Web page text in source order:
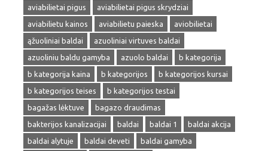
aviabilietai pigus
aviabilietai pigus skrydziai
aviabilietu kainos
aviabilietu paieska
aviobilietai
ąžuoliniai baldai
azuoliniai virtuves baldai
azuoliniu baldu gamyba
azuolo baldai
b kategorija
b kategorija kaina
b kategorijos
b kategorijos kursai
b kategorijos teises
b kategorijos testai
bagažas lėktuve
bagazo draudimas
bakterijos kanalizacijai
baldai baldai 1
baldai akcija
baldai alytuje
baldai deveti
baldai gamyba